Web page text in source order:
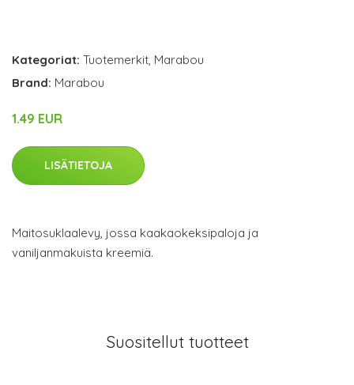
Kategoriat: Tuotemerkit, Marabou
Brand: Marabou
1.49 EUR
LISÄTIETOJA
Maitosuklaalevy, jossa kaakaokeksipaloja ja
vaniljanmakuista kreemiä.
Suositellut tuotteet